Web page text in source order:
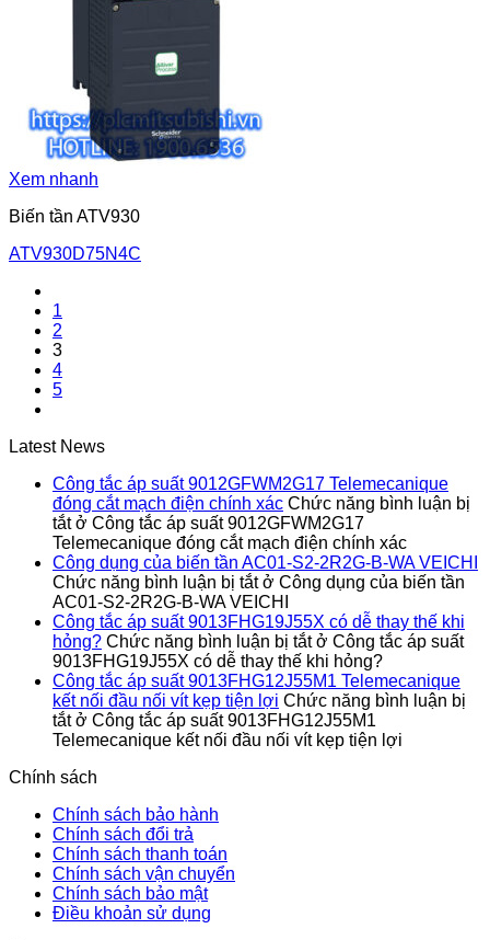
Xem nhanh
Biến tần ATV930
ATV930D75N4C
1
2
3
4
5
Latest News
Công tắc áp suất 9012GFWM2G17 Telemecanique
đóng cắt mạch điện chính xác Chức năng bình luận bị
tắtở Công tắc áp suất 9012GFWM2G17
Telemecanique đóng cắt mạch điện chính xác
Công dụng của biến tần AC01-S2-2R2G-B-WA VEICHI
Chức năng bình luận bị tắtở Công dụng của biến tần
AC01-S2-2R2G-B-WA VEICHI
Công tắc áp suất 9013FHG19J55X có dễ thay thế khi
hỏng? Chức năng bình luận bị tắtở Công tắc áp suất
9013FHG19J55X có dễ thay thế khi hỏng?
Công tắc áp suất 9013FHG12J55M1 Telemecanique
kết nối đầu nối vít kẹp tiện lợi Chức năng bình luận bị
tắtở Công tắc áp suất 9013FHG12J55M1
Telemecanique kết nối đầu nối vít kẹp tiện lợi
Chính sách
Chính sách bảo hành
Chính sách đổi trả
Chính sách thanh toán
Chính sách vận chuyển
Chính sách bảo mật
Điều khoản sử dụng